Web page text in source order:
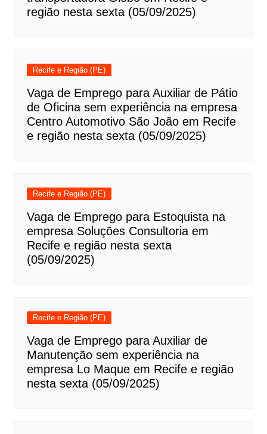
região nesta sexta (05/09/2025)
Recife e Região (PE)
Vaga de Emprego para Auxiliar de Pátio
de Oficina sem experiência na empresa
Centro Automotivo São João em Recife
e região nesta sexta (05/09/2025)
Recife e Região (PE)
Vaga de Emprego para Estoquista na
empresa Soluções Consultoria em
Recife e região nesta sexta
(05/09/2025)
Recife e Região (PE)
Vaga de Emprego para Auxiliar de
Manutenção sem experiência na
empresa Lo Maque em Recife e região
nesta sexta (05/09/2025)